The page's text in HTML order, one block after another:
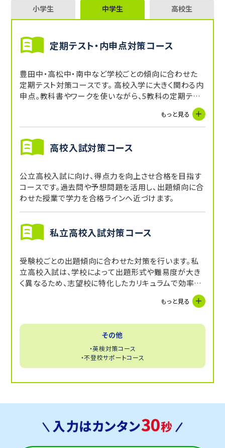
小学生 中学生 高校生
定期テスト・内申点対策コース
豊田中・高松中・南中など学校ごとの傾向に合わせた
定期テスト対策コースです。 高校入学に大きく関わる内
申点。教科書やワークを使いながら、5教科の定期テス
トを対策し、内申点UPを目指します。受講していない教
科に関しても、講師からの宿題や自習スペースを活用
することで補完できます。
もっと見る
高校入試対策コース
公立高校入試に向け、得点力を向上させ合格を目指す
コースです。過去問や予想問題を活用し、出題傾向に合
わせた授業で学力を合格ラインへ近づけます。
私立高校入試対策コース
受験校ごとの出題傾向に合わせた対策を行います。私
立高校入試は、学校によって出題形式や難易度が大き
く異なるため、志望校に特化したカリキュラムで効率よ
もっと見る
その他
・英検対策コース
・不登校サポートコース